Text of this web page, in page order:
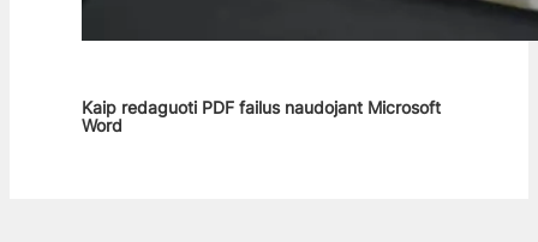
Kaip redaguoti PDF failus naudojant Microsoft
Word